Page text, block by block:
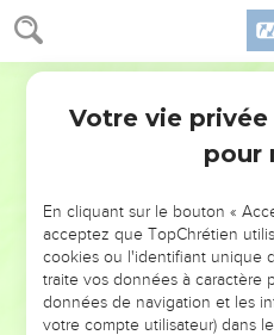
NE MANQUEZ
DE
ET SI LEURS ERREURS
Votre vie
pour
En cliquant sur le bouton «
acceptez que TopChrétien
cookies ou l'identifiant unique
traite vos données à caractère
données de navigation et les
votre compte utilisateur) dans